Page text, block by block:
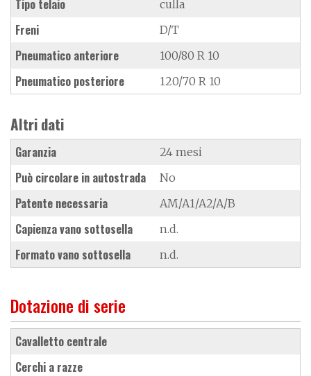
Tipo telaio culla
Freni D/T
Pneumatico anteriore 100/80 R 10
Pneumatico posteriore 120/70 R 10
Altri dati
Garanzia 24 mesi
Può circolare in autostrada No
Patente necessaria AM/A1/A2/A/B
Capienza vano sottosella n.d.
Formato vano sottosella n.d.
Dotazione di serie
cavalletto centrale
cerchi a razze